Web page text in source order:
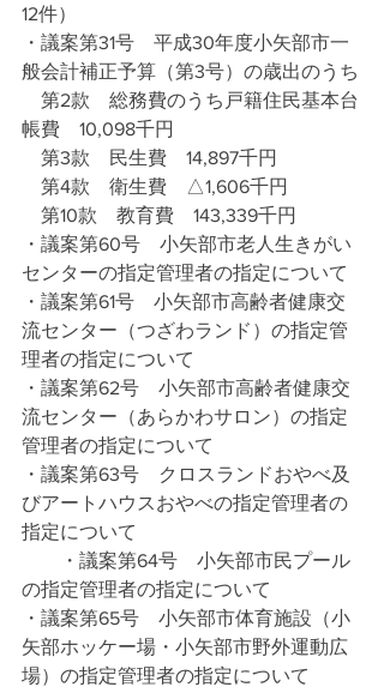
12件）
・議案第31号　平成30年度小矢部市一
般会計補正予算（第3号）の歳出のうち
第2款　総務費のうち戸籍住民基本台
帳費　10,098千円
第3款　民生費　14,897千円
第4款　衛生費　△1,606千円
第10款　教育費　143,339千円
・議案第60号　小矢部市老人生きがい
センターの指定管理者の指定について
・議案第61号　小矢部市高齢者健康交
流センター（つざわランド）の指定管
理者の指定について
・議案第62号　小矢部市高齢者健康交
流センター（あらかわサロン）の指定
管理者の指定について
・議案第63号　クロスランドおやべ及
びアートハウスおやべの指定管理者の
指定について
・議案第64号　小矢部市民プール
の指定管理者の指定について
・議案第65号　小矢部市体育施設（小
矢部ホッケー場・小矢部市野外運動広
場）の指定管理者の指定について